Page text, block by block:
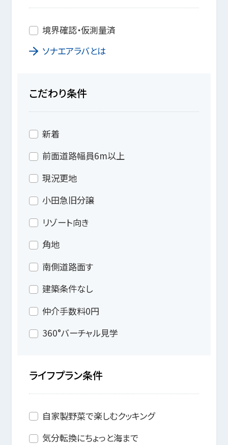
境界確認・仮測量済
ソナエアラバとは
こだわり条件
新着
前面道路幅員6m以上
現況更地
小田急旧分譲
リゾート向き
角地
南側道路面す
建築条件なし
仲介手数料0円
360°バーチャル見学
ライフプラン条件
自家製野菜で楽しむクッキング
気分転換にちょっと海まで